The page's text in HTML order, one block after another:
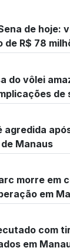
de hoje:
de R$ 78
do vôlei
de
agredida
Manaus
morre em
em
com
em